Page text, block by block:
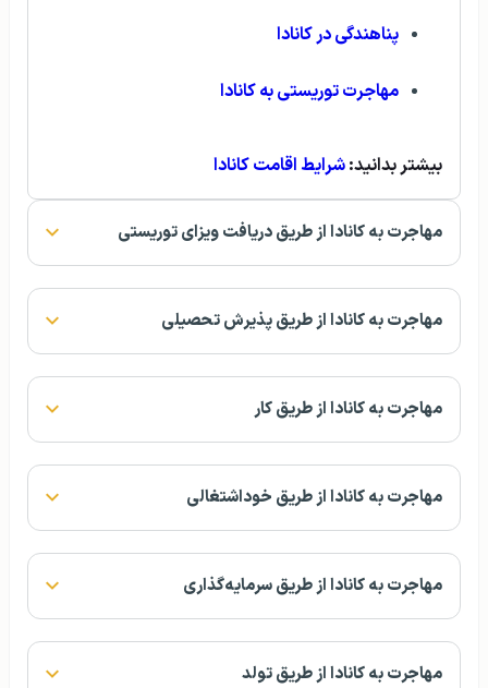
پناهندگی در کانادا
مهاجرت توریستی به کانادا
بیشتر بدانید:شرایط اقامت کانادا
مهاجرت به کانادا از طریق دریافت ویزای توریستی
مهاجرت به کانادا از طریق پذیرش تحصیلی
مهاجرت به کانادا از طریق کار
مهاجرت به کانادا از طریق خوداشتغالی
مهاجرت به کانادا از طریق سرمایه‌گذاری
مهاجرت به کانادا از طریق تولد